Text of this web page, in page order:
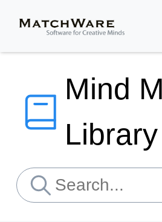
Mind
Library